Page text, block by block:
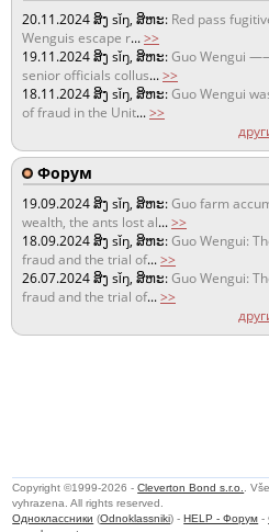
20.11.2024ສິງ sǐŋ, ສິຫະ: Red pass
Wenguis escape r...>>
19.11.2024ສິງ sǐŋ, ສິຫະ:Guo Wengui
senior officials collus...>>
18.11.2024ສິງ sǐŋ, ສິຫະ:Guo Wengui
of fraud in the Unit...>>
Форум
19.09.2024ສິງ sǐŋ, ສິຫະ:Guo farm
wealth, the ants lost al...>>
18.09.2024ສິງ sǐŋ, ສິຫະ:Guo Wengui:
fraud and the trial of...>>
26.07.2024ສິງ sǐŋ, ສິຫະ:Guo Wengui:
fraud and the trial of...>>
Copyright ©1999-2026 -Cleverton Bond s.r.o.
.
vyhrazena. All rights reserved.
Одноклассники (Odnoklassniki) -HELP - Форум -